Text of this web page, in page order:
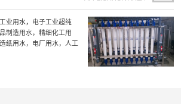
业用水，电子工业超纯
制造用水，精细化工用
纸用水，电厂用水，人工